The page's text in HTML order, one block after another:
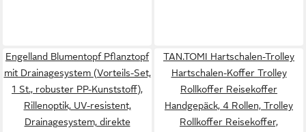
Engelland Blumentopf Pflanztopf
mit Drainagesystem (Vorteils-Set,
1 St., robuster PP-Kunststoff),
Rillenoptik, UV-resistent,
Drainagesystem, direkte
TAN.TOMI Hartschalen-Trolley
Hartschalen-Koffer Trolley
Rollkoffer Reisekoffer
Handgepäck, 4 Rollen, Trolley
Rollkoffer Reisekoffer,